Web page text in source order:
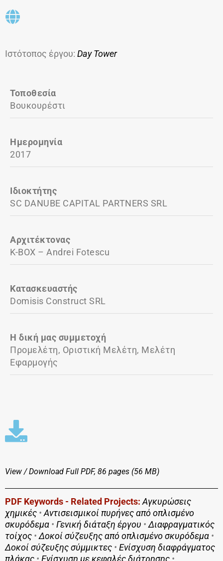
Ιστότοπος έργου: Day Tower
Τοποθεσία
Βουκουρέστι
Ημερομηνία
2017
Ιδιοκτήτης
SC DANUBE CAPITAL PARTNERS SRL
Αρχιτέκτονας
K-BOX – Andrei Fotescu
Κατασκευαστής
Domisis Construct SRL
Η δική μας συμμετοχή
Προμελέτη, Οριστική Μελέτη, Μελέτη
Εφαρμογής
View / Download Full PDF, 86 pages (56 MΒ)
PDF Keywords - Related Projects: Αγκυρώσεις
χημικές • Αντισεισμικοί πυρήνες από οπλισμένο
σκυρόδεμα • Γενική διάταξη έργου • Διαφραγματικός
τοίχος • Δοκοί σύζευξης από οπλισμένο σκυρόδεμα •
Δοκοί σύζευξης σύμμικτες • Ενίσχυση διαφράγματος
πλάκας • Ενίσχυση με κεφαλές διάτρησης •